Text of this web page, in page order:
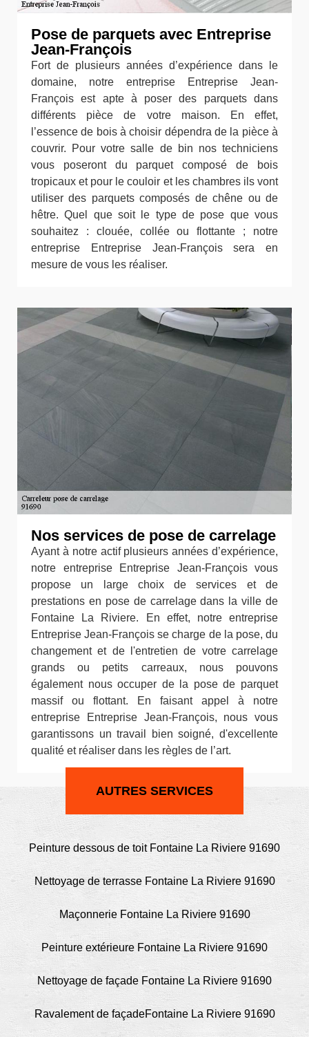
Pose de parquets avec Entreprise
Jean-François
Fort de plusieurs années d’expérience dans le
domaine, notre entreprise Entreprise Jean-
François est apte à poser des parquets dans
différents pièce de votre maison. En effet,
l’essence de bois à choisir dépendra de la pièce à
couvrir. Pour votre salle de bin nos techniciens
vous poseront du parquet composé de bois
tropicaux et pour le couloir et les chambres ils vont
utiliser des parquets composés de chêne ou de
hêtre. Quel que soit le type de pose que vous
souhaitez : clouée, collée ou flottante ; notre
entreprise Entreprise Jean-François sera en
mesure de vous les réaliser.
Nos services de pose de carrelage
Ayant à notre actif plusieurs années d’expérience,
notre entreprise Entreprise Jean-François vous
propose un large choix de services et de
prestations en pose de carrelage dans la ville de
Fontaine La Riviere. En effet, notre entreprise
Entreprise Jean-François se charge de la pose, du
changement et de l'entretien de votre carrelage
grands ou petits carreaux, nous pouvons
également nous occuper de la pose de parquet
massif ou flottant. En faisant appel à notre
entreprise Entreprise Jean-François, nous vous
garantissons un travail bien soigné, d'excellente
qualité et réaliser dans les règles de l’art.
AUTRES SERVICES
Peinture dessous de toit Fontaine La Riviere 91690
Nettoyage de terrasse Fontaine La Riviere 91690
Maçonnerie Fontaine La Riviere 91690
Peinture extérieure Fontaine La Riviere 91690
Nettoyage de façade Fontaine La Riviere 91690
Ravalement de façadeFontaine La Riviere 91690